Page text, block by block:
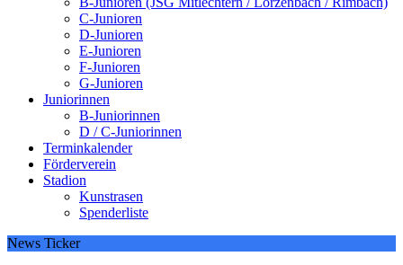
C-Junioren
D-Junioren
E-Junioren
F-Junioren
G-Junioren
Juniorinnen
B-Juniorinnen
D / C-Juniorinnen
Terminkalender
Förderverein
Stadion
Kunstrasen
Spenderliste
News Ticker